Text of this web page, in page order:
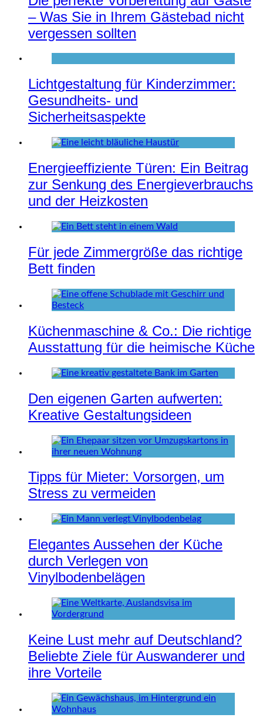
– Was Sie in Ihrem Gästebad nicht
vergessen sollten
Lichtgestaltung für Kinderzimmer:
Gesundheits- und
Sicherheitsaspekte
Energieeffiziente Türen: Ein Beitrag
zur Senkung des Energieverbrauchs
und der Heizkosten
Für jede Zimmergröße das richtige
Bett finden
Küchenmaschine & Co.: Die richtige
Ausstattung für die heimische Küche
Den eigenen Garten aufwerten:
Kreative Gestaltungsideen
Tipps für Mieter: Vorsorgen, um
Stress zu vermeiden
Elegantes Aussehen der Küche
durch Verlegen von
Vinylbodenbelägen
Keine Lust mehr auf Deutschland?
Beliebte Ziele für Auswanderer und
ihre Vorteile